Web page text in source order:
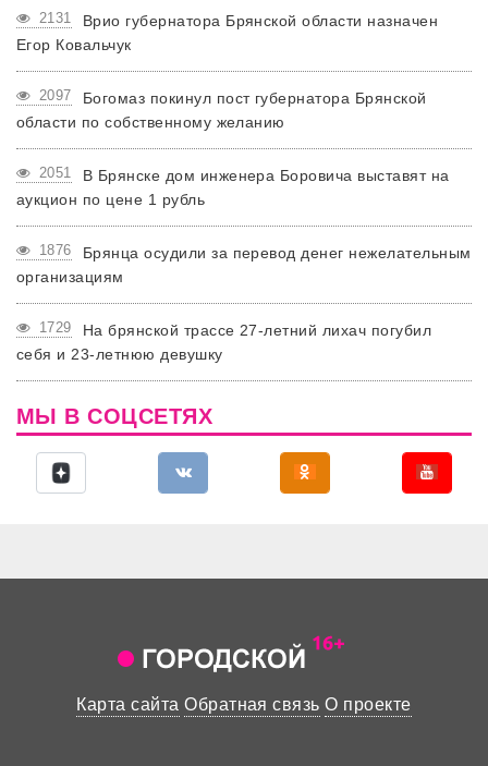
2131
Врио губернатора Брянской области назначен
Егор Ковальчук
2097
Богомаз покинул пост губернатора Брянской
области по собственному желанию
2051
В Брянске дом инженера Боровича выставят на
аукцион по цене 1 рубль
1876
Брянца осудили за перевод денег нежелательным
организациям
1729
На брянской трассе 27-летний лихач погубил
себя и 23-летнюю девушку
МЫ В СОЦСЕТЯХ
Карта сайта Обратная связь О проекте